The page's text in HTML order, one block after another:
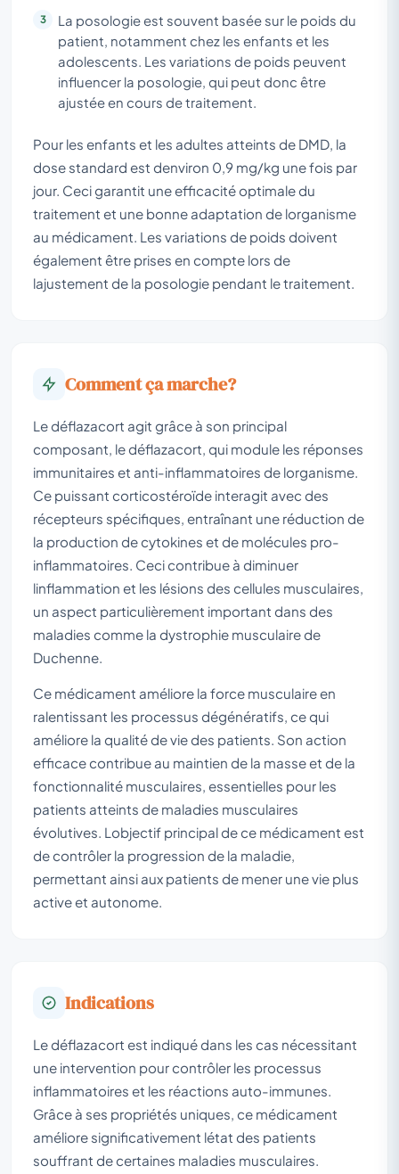
La posologie est souvent basée sur le poids du
patient, notamment chez les enfants et les
adolescents. Les variations de poids peuvent
influencer la posologie, qui peut donc être
ajustée en cours de traitement.
Pour les enfants et les adultes atteints de DMD, la
dose standard est denviron 0,9 mg/kg une fois par
jour. Ceci garantit une efficacité optimale du
traitement et une bonne adaptation de lorganisme
au médicament. Les variations de poids doivent
également être prises en compte lors de
lajustement de la posologie pendant le traitement.
Comment ça marche?
Le déflazacort agit grâce à son principal
composant, le déflazacort, qui module les réponses
immunitaires et anti-inflammatoires de lorganisme.
Ce puissant corticostéroïde interagit avec des
récepteurs spécifiques, entraînant une réduction de
la production de cytokines et de molécules pro-
inflammatoires. Ceci contribue à diminuer
linflammation et les lésions des cellules musculaires,
un aspect particulièrement important dans des
maladies comme la dystrophie musculaire de
Duchenne.
Ce médicament améliore la force musculaire en
ralentissant les processus dégénératifs, ce qui
améliore la qualité de vie des patients. Son action
efficace contribue au maintien de la masse et de la
fonctionnalité musculaires, essentielles pour les
patients atteints de maladies musculaires
évolutives. Lobjectif principal de ce médicament est
de contrôler la progression de la maladie,
permettant ainsi aux patients de mener une vie plus
active et autonome.
Indications
Le déflazacort est indiqué dans les cas nécessitant
une intervention pour contrôler les processus
inflammatoires et les réactions auto-immunes.
Grâce à ses propriétés uniques, ce médicament
améliore significativement létat des patients
souffrant de certaines maladies musculaires.